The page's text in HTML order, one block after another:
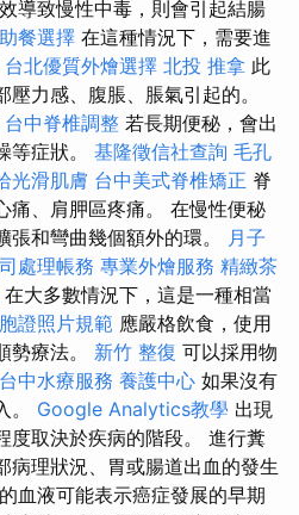
導致慢性中毒，則會引起結腸
餐選擇 在這種情況下，需要進
台北優質外燴選擇 北投 推拿 此
力感、腹脹、脹氣引起的。
台中脊椎調整 若長期便秘，會出
等症狀。 基隆徵信社查詢 毛孔
光滑肌膚 台中美式脊椎矯正 脊
痛、肩胛區疼痛。 在慢性便秘
張和彎曲幾個額外的環。 月子
處理帳務 專業外燴服務 精緻茶
在大多數情況下，這是一種相當
證照片規範 應嚴格飲食，使用
勢療法。 新竹 整復 可以採用物
台中水療服務 養護中心 如果沒有
。 Google Analytics教學 出現
度取決於疾病的階段。 進行糞
病理狀況、胃或腸道出血的發生
血液可能表示癌症發展的早期